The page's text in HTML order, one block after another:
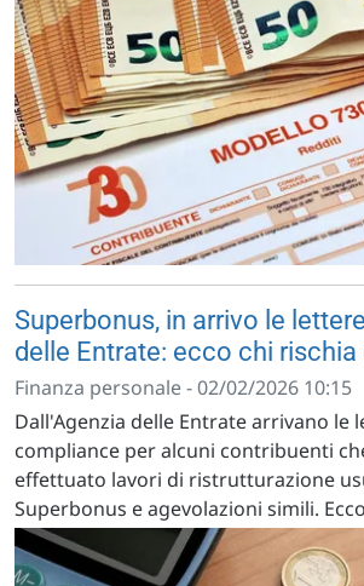
Superbonus, in arrivo le
delle Entrate: ecco chi rischia
Finanza personale - 02/02/2026 10:15
Dall'Agenzia delle Entrate arrivano le
compliance per alcuni contribuenti
effettuato lavori di ristrutturazione
Superbonus e agevolazioni simili.